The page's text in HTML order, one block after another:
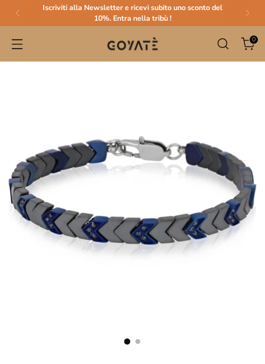
Iscriviti alla Newsletter e ricevi subito uno sconto del
10%. Entra nella tribù !
0